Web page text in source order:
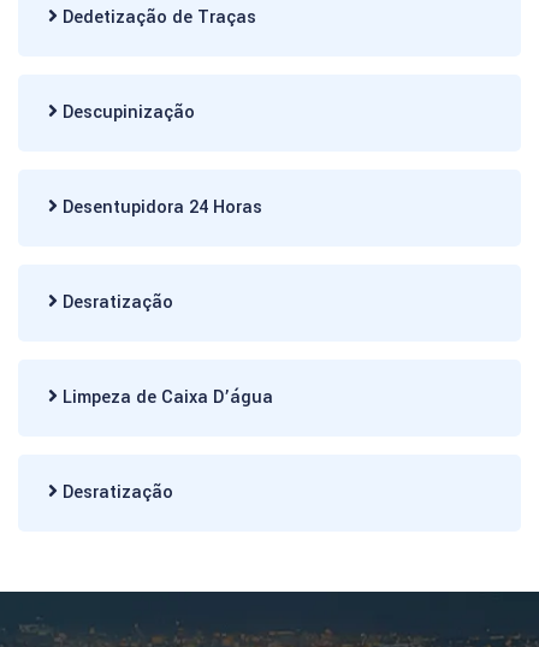
Dedetização de Traças
Descupinização
Desentupidora 24 Horas
Desratização
Limpeza de Caixa D’água
Desratização